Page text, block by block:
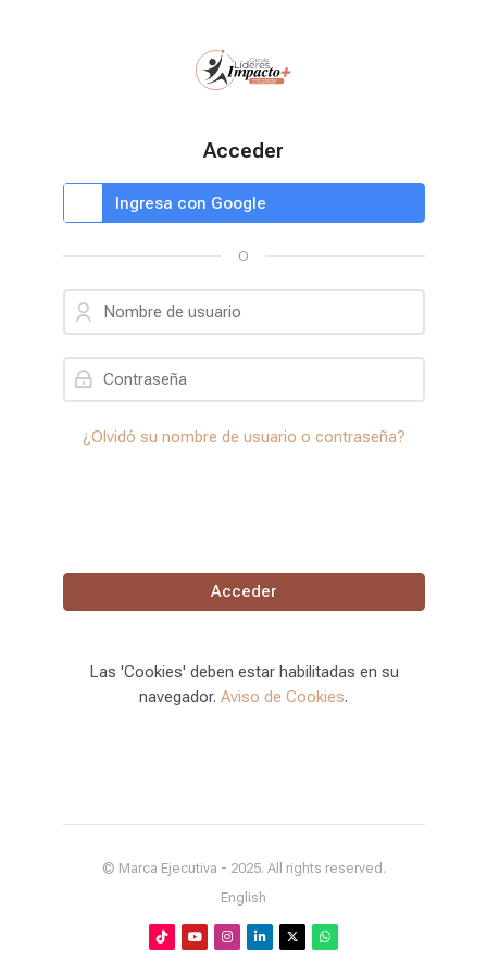
Acceder
Identifíquese usando su cuenta en:
Ingresa con Google
O
Nombre de usuario
Contraseña
¿Olvidó su nombre de usuario o contraseña?
Acceder
Las 'Cookies' deben estar habilitadas en su
navegador. Aviso de Cookies.
© Marca Ejecutiva - 2025. All rights reserved.
English